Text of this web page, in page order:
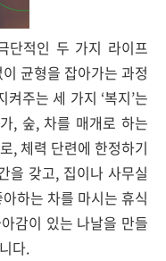
단적인 두 가지 라이프
균형을 잡아가는 과정
주는 세 가지 ‘복지’는
, 숲, 차를 매개로 하는
, 체력 단련에 한정하기
을 갖고, 집이나 사무실
하는 차를 마시는 휴식
감이 있는 나날을 만들
다.